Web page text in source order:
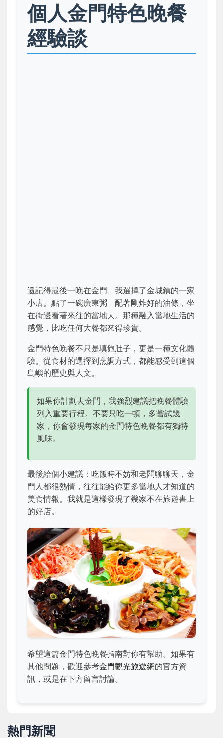
個人金門特色晚餐
經驗談
還記得最後一晚在金門，我選擇了金城鎮的一家
小店。點了一碗廣東粥，配著剛炸好的油條，坐
在街邊看著來往的當地人。那種融入當地生活的
感覺，比吃任何大餐都來得珍貴。
金門特色晚餐不只是填飽肚子，更是一種文化體
驗。從食材的選擇到烹調方式，都能感受到這個
島嶼的歷史與人文。
如果你計劃去金門，我強烈建議把晚餐體驗
列入重要行程。不要只吃一頓，多嘗試幾
家，你會發現每家的金門特色晚餐都有獨特
風味。
最後給個小建議：吃飯時不妨和老闆聊聊天，金
門人都很熱情，往往能給你更多當地人才知道的
美食情報。我就是這樣發現了幾家不在旅遊書上
的好店。
希望這篇金門特色晚餐指南對你有幫助。如果有
其他問題，歡迎參考金門觀光旅遊網的官方資
訊，或是在下方留言討論。
熱門新聞